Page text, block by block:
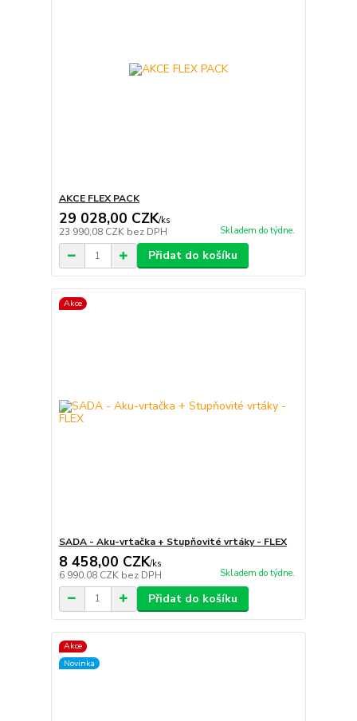
AKCE FLEX PACK
29 028,00 CZK/ks
23 990,08 CZK bez DPH Skladem do týdne.
Přidat do košíku
Akce
SADA - Aku-vrtačka + Stupňovité vrtáky - FLEX
8 458,00 CZK/ks
6 990,08 CZK bez DPH Skladem do týdne.
Přidat do košíku
Akce
Novinka